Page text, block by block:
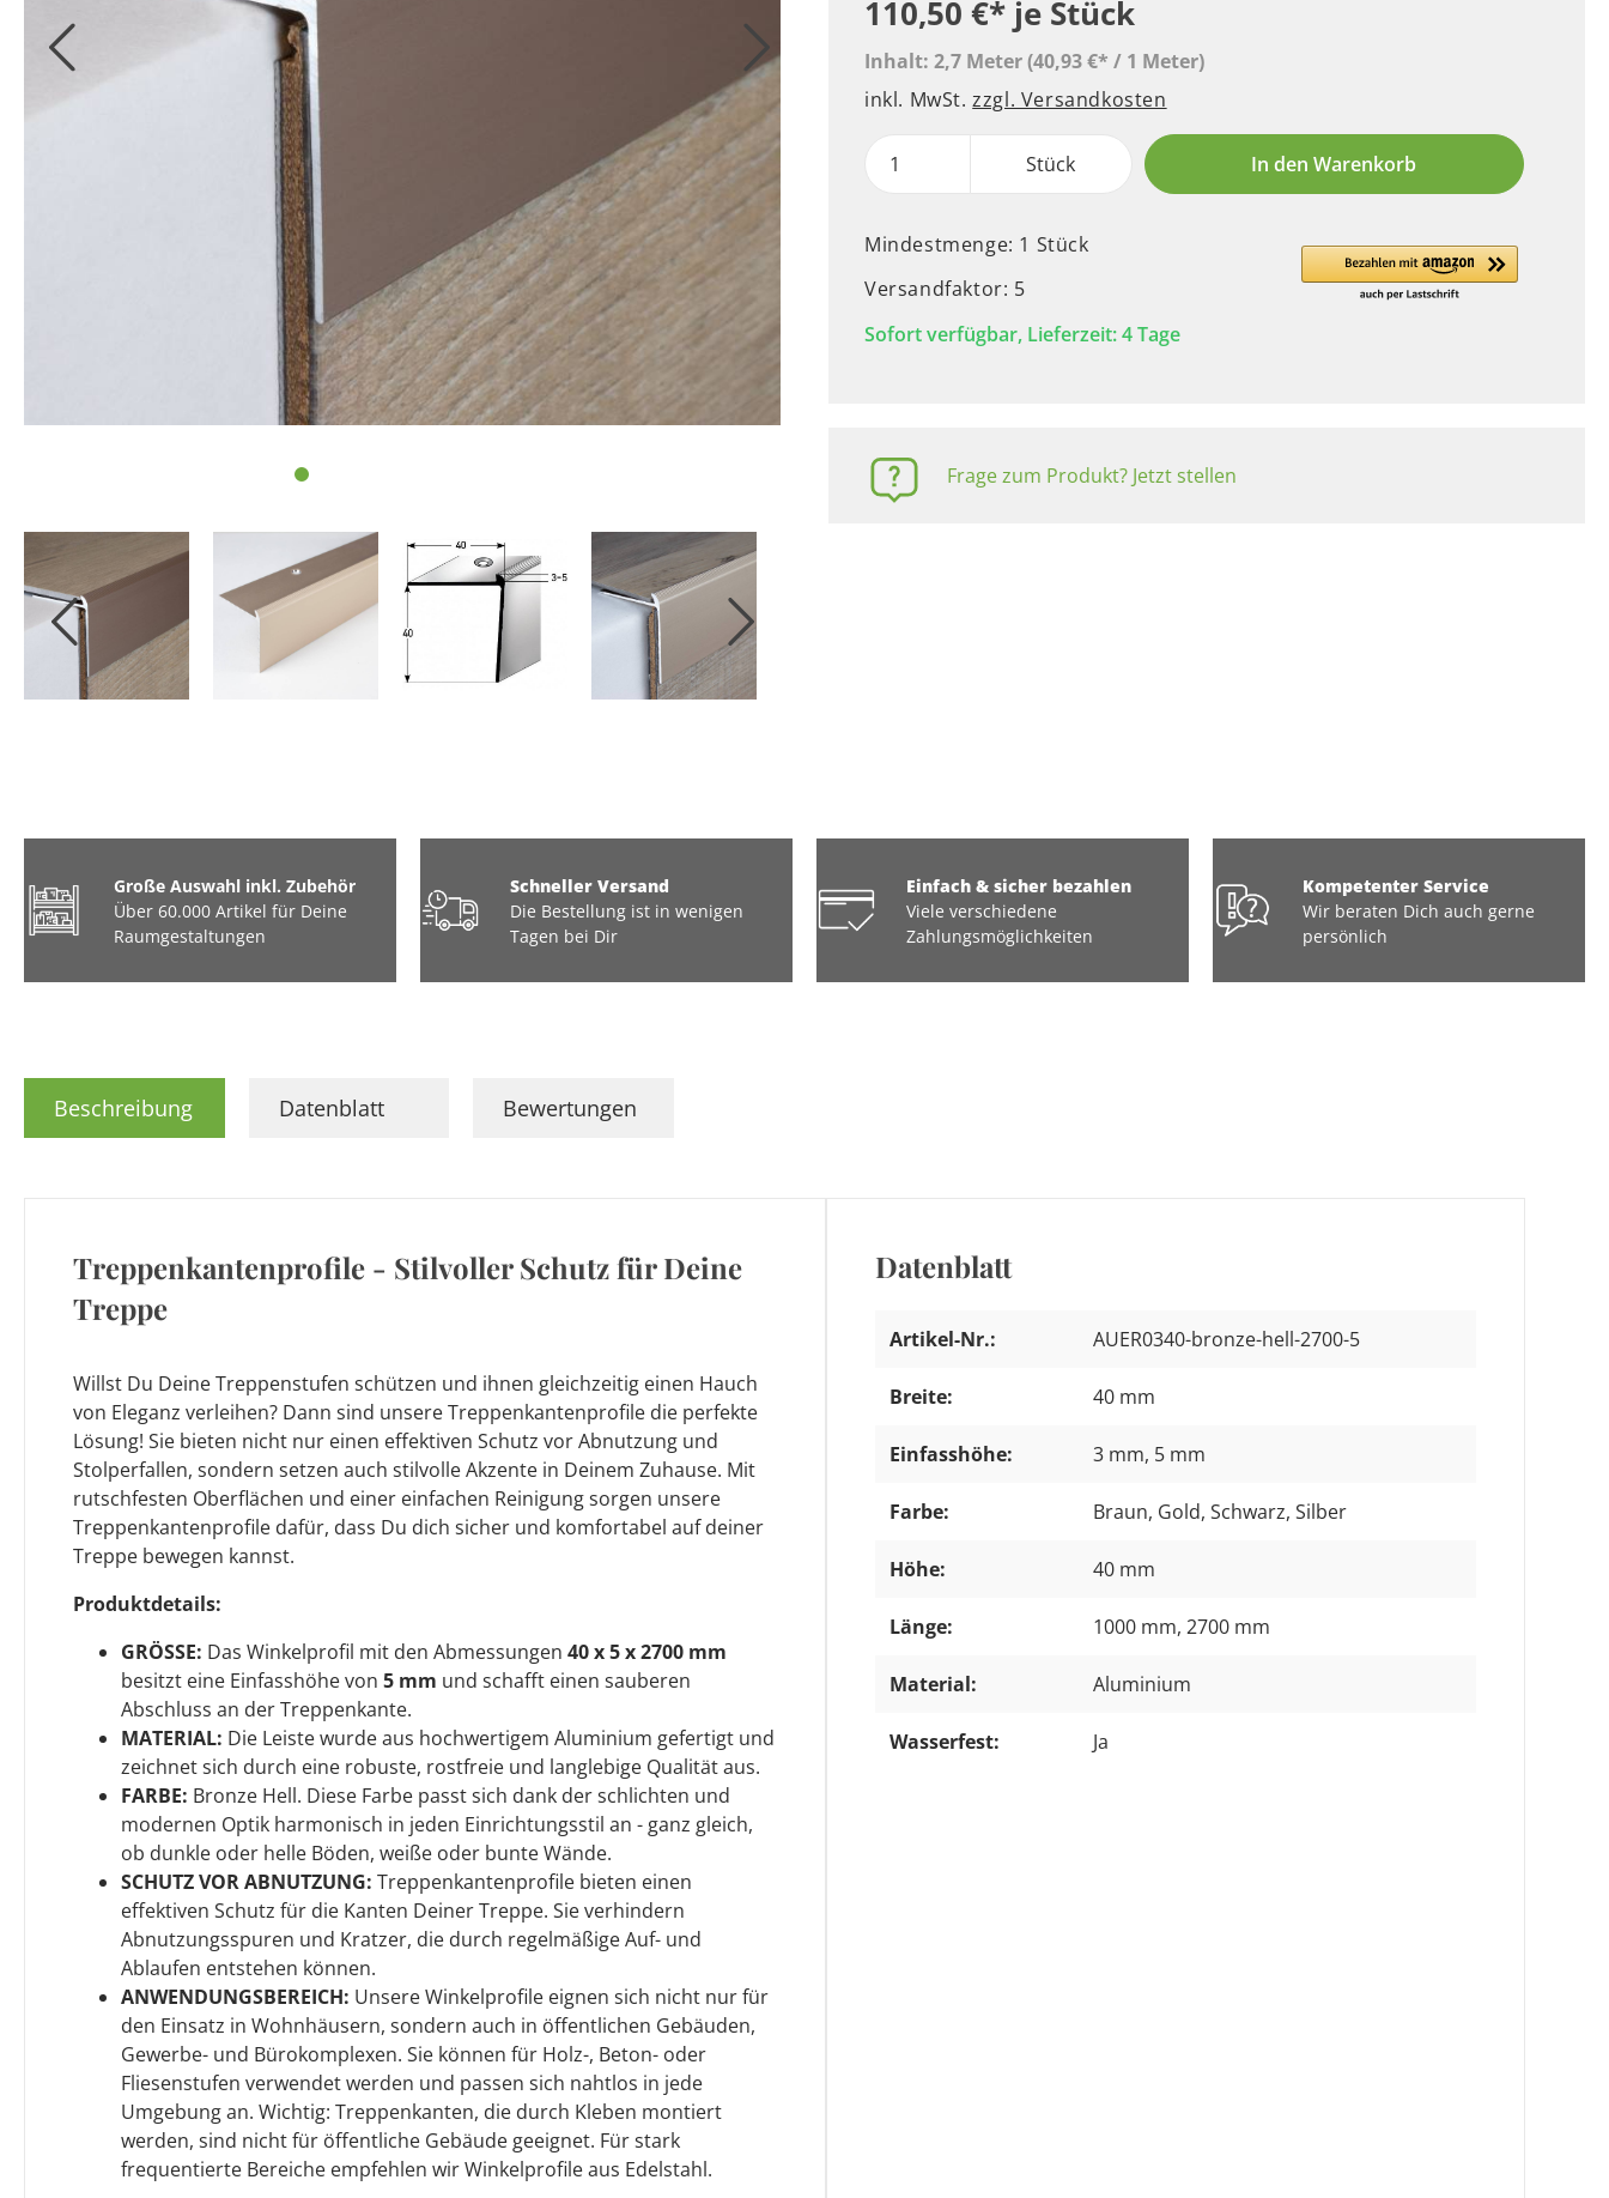
110,50 €* je Stück
Inhalt: 2,7 Meter(40,93 €* / 1 Meter)
inkl. MwSt.zzgl. Versandkosten
Stück In den Warenkorb
Mindestmenge: 1 Stück
Versandfaktor: 5
Sofort verfügbar, Lieferzeit: 4 Tage
Frage zum Produkt? Jetzt stellen
Große Auswahl inkl. Zubehör
Über 60.000 Artikel für Deine
Raumgestaltungen
Schneller Versand
Die Bestellung ist in wenigen
Tagen bei Dir
Einfach & sicher bezahlen
Viele verschiedene
Zahlungsmöglichkeiten
Kompetenter Service
Wir beraten Dich auch gerne
persönlich
Beschreibung Datenblatt Bewertungen
Treppenkantenprofile - Stilvoller Schutz für Deine
Treppe
Willst Du Deine Treppenstufen schützen und ihnen gleichzeitig einen Hauch
von Eleganz verleihen? Dann sind unsere Treppenkantenprofile die perfekte
Lösung! Sie bieten nicht nur einen effektiven Schutz vor Abnutzung und
Stolperfallen, sondern setzen auch stilvolle Akzente in Deinem Zuhause. Mit
rutschfesten Oberflächen und einer einfachen Reinigung sorgen unsere
Treppenkantenprofile dafür, dass Du dich sicher und komfortabel auf deiner
Treppe bewegen kannst.
Produktdetails:
GRÖSSE: Das Winkelprofil mit den Abmessungen 40 x 5 x 2700 mm
besitzt eine Einfasshöhe von 5 mm und schafft einen sauberen
Abschluss an der Treppenkante.
MATERIAL: Die Leiste wurde aus hochwertigem Aluminium gefertigt und
zeichnet sich durch eine robuste, rostfreie und langlebige Qualität aus.
FARBE: Bronze Hell. Diese Farbe passt sich dank der schlichten und
modernen Optik harmonisch in jeden Einrichtungsstil an - ganz gleich,
ob dunkle oder helle Böden, weiße oder bunte Wände.
SCHUTZ VOR ABNUTZUNG: Treppenkantenprofile bieten einen
effektiven Schutz für die Kanten Deiner Treppe. Sie verhindern
Abnutzungsspuren und Kratzer, die durch regelmäßige Auf- und
Ablaufen entstehen können.
ANWENDUNGSBEREICH: Unsere Winkelprofile eignen sich nicht nur für
den Einsatz in Wohnhäusern, sondern auch in öffentlichen Gebäuden,
Gewerbe- und Bürokomplexen. Sie können für Holz-, Beton- oder
Fliesenstufen verwendet werden und passen sich nahtlos in jede
Umgebung an. Wichtig: Treppenkanten, die durch Kleben montiert
werden, sind nicht für öffentliche Gebäude geeignet. Für stark
frequentierte Bereiche empfehlen wir Winkelprofile aus Edelstahl.
Datenblatt
Artikel-Nr.: AUER0340-bronze-hell-2700-5
Breite: 40 mm
Einfasshöhe: 3 mm, 5 mm
Farbe: Braun, Gold, Schwarz, Silber
Höhe: 40 mm
Länge: 1000 mm, 2700 mm
Material: Aluminium
Wasserfest: Ja